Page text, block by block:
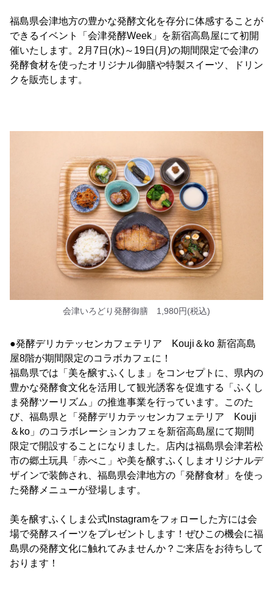
福島県会津地方の豊かな発酵文化を存分に体感することが
できるイベント「会津発酵Week」を新宿高島屋にて初開
催いたします。2月7日(水)～19日(月)の期間限定で会津の
発酵食材を使ったオリジナル御膳や特製スイーツ、ドリン
クを販売します。
会津いろどり発酵御膳 1,980円(税込)
●発酵デリカテッセンカフェテリア Kouji＆ko 新宿高島
屋8階が期間限定のコラボカフェに！
福島県では「美を醸すふくしま」をコンセプトに、県内の
豊かな発酵食文化を活用して観光誘客を促進する「ふくし
ま発酵ツーリズム」の推進事業を行っています。このた
び、福島県と「発酵デリカテッセンカフェテリア Kouji
＆ko」のコラボレーションカフェを新宿高島屋にて期間
限定で開設することになりました。店内は福島県会津若松
市の郷土玩具「赤べこ」や美を醸すふくしまオリジナルデ
ザインで装飾され、福島県会津地方の「発酵食材」を使っ
た発酵メニューが登場します。
美を醸すふくしま公式Instagramをフォローした方には会
場で発酵スイーツをプレゼントします！ぜひこの機会に福
島県の発酵文化に触れてみませんか？ご来店をお待ちして
おります！